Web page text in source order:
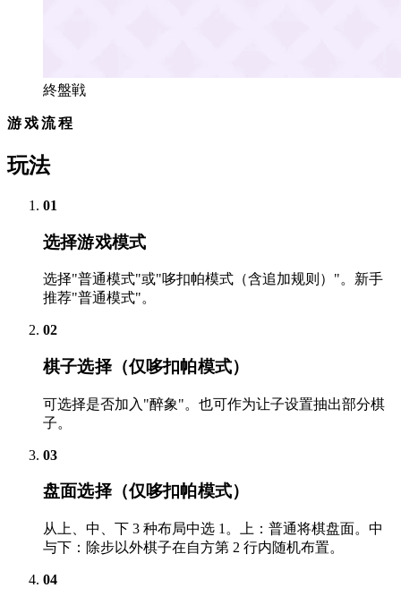
終盤戦
游戏流程
玩法
01
选择游戏模式
选择"普通模式"或"哆扣帕模式（含追加规则）"。新手
推荐"普通模式"。
02
棋子选择（仅哆扣帕模式）
可选择是否加入"醉象"。也可作为让子设置抽出部分棋
子。
03
盘面选择（仅哆扣帕模式）
从上、中、下 3 种布局中选 1。上：普通将棋盘面。中
与下：除步以外棋子在自方第 2 行内随机布置。
04